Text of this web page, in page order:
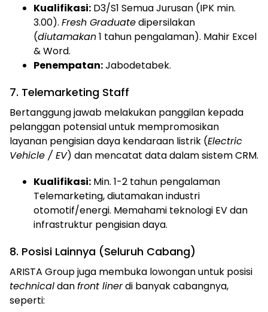
Kualifikasi: D3/S1 Semua Jurusan (IPK min.
3.00). Fresh Graduatedipersilakan
(diutamakan1 tahun pengalaman). Mahir Excel
& Word.
Penempatan:Jabodetabek.
7. Telemarketing Staff
Bertanggung jawab melakukan panggilan kepada
pelanggan potensial untuk mempromosikan
layanan pengisian daya kendaraan listrik (Electric
Vehicle / EV) dan mencatat data dalam sistem CRM.
Kualifikasi: Min. 1-2 tahun pengalaman
Telemarketing, diutamakan industri
otomotif/energi. Memahami teknologi EV dan
infrastruktur pengisian daya.
8. Posisi Lainnya (Seluruh Cabang)
ARISTA Group juga membuka lowongan untuk posisi
technicaldanfront linerdi banyak cabangnya,
seperti: